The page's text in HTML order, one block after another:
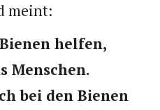
meint:
helfen,
Menschen.
bei den Bienen